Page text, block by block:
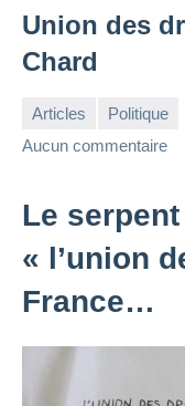
Union des
Chard
Articles Politique
Aucun commentaire
Le
« l’union
France…